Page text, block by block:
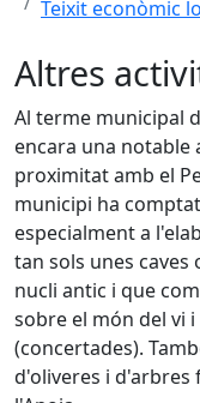
Teixit econòmic
Altres
Al terme municipal
encara una notable
proximitat amb el
municipi ha
especialment a
tan sols unes caves
nucli antic i que
sobre el món del vi
(concertades).
d'oliveres i d'arbres